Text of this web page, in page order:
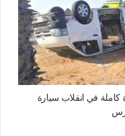
5، إصابة أسرة كاملة في انقلاب سيارة